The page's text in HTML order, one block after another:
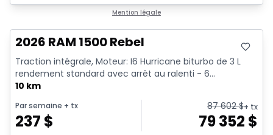
Mention légale
2026 RAM 1500 Rebel
Traction intégrale, Moteur: I6 Hurricane biturbo de 3 L
rendement standard avec arrêt au ralenti - 6...
10 km
Par semaine + tx
237 $
87 602$+ tx
79 352 $